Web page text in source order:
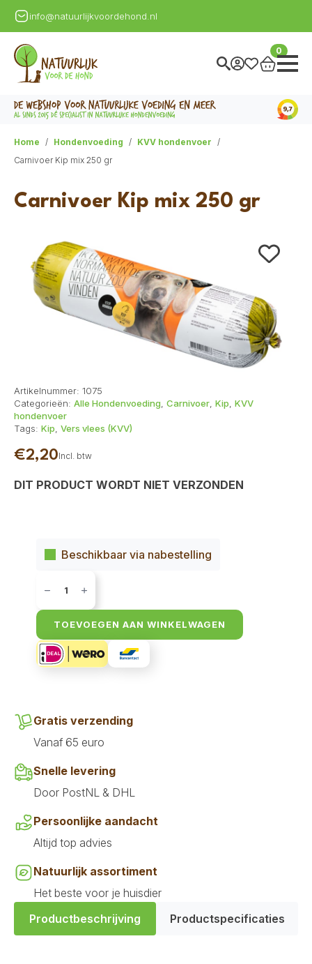
info@natuurlijkvoordehond.nl
0
Home Hondenvoeding
KVV hondenvoer
Carnivoer Kip mix 250 gr
Carnivoer Kip mix 250 gr
Artikelnummer: 1075
Categorieën: Alle Hondenvoeding Carnivoer Kip KVV
hondenvoer
Tags: Kip Vers vlees (KVV)
€2,20Incl. btw
DIT PRODUCT WORDT NIET VERZONDEN
Beschikbaar via nabestelling
Kip
250
gr
aantalTOEVOEGEN AAN WINKELWAGEN
Gratis verzending
Vanaf 65 euro
Snelle levering
Door PostNL & DHL
Persoonlijke aandacht
Altijd top advies
Natuurlijk assortiment
Het beste voor je huisdier
Productbeschrijving
Productspecificaties